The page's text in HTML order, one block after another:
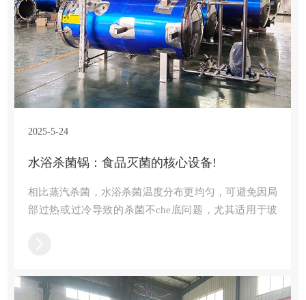
2025-5-24
水浴杀菌锅：食品灭菌的核心设备!
相比蒸汽杀菌，水浴杀菌温度分布更均匀，可避免因局
部过热或过冷导致的杀菌不che底问题，尤其适用于玻